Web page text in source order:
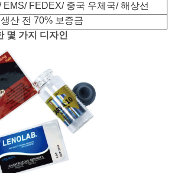
EMS/ FEDEX/ 중국 우체국/ 해상선
산 전 70% 보증금
몇 가지 디자인